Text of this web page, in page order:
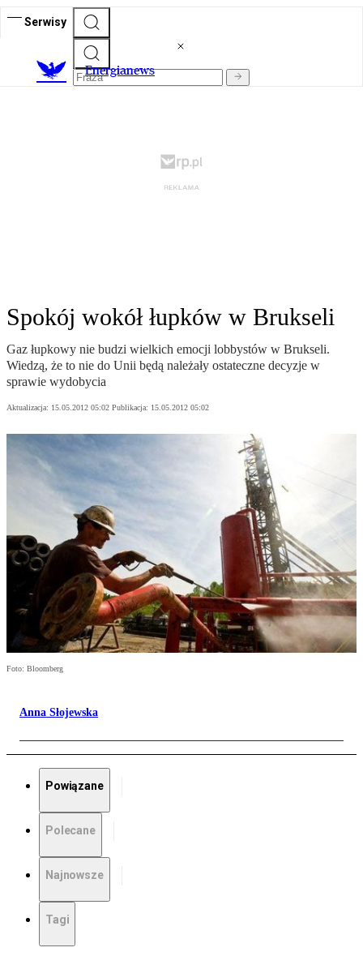
Serwisy
Energianews
Spokój wokół łupków w Brukseli
Gaz łupkowy nie budzi wielkich emocji lobbystów w Brukseli.
Wiedzą, że to nie do Unii będą należały ostateczne decyzje w
sprawie wydobycia
Aktualizacja: 15.05.2012 05:02 Publikacja: 15.05.2012 05:02
Foto: Bloomberg
Anna Słojewska
Powiązane
Polecane
Najnowsze
Tagi